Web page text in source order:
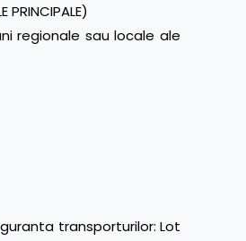
PRINCIPALE)
regionale sau locale ale
transporturilor: Lot